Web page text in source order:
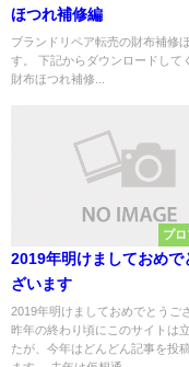
ほつれ補修編
ブランドリペア転売の財布補修
す。 下記からダウンロードして
財布ほつれ補修...
プ
2019年明けましておめで
ざいます
2019年明けましておめでとうご
昨年の終わり頃にこのサイトは
たが、今年はどんどん記事を投